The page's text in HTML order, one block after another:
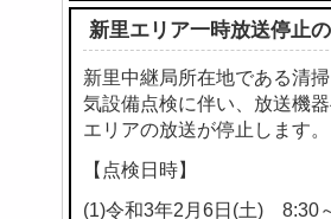
新里エリア一時放送停止
新里中継局所在地である清
気設備点検に伴い、放送機
エリアの放送が停止します。
【点検日時】
(1)令和3年2月6日(土) 8:30